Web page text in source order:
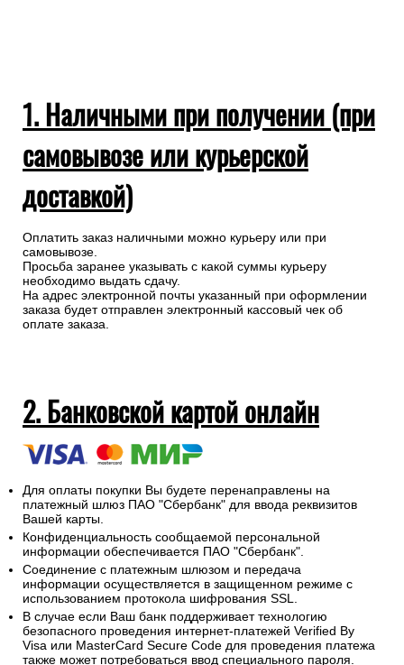
1. Наличными при получении (при
самовывозе или курьерской
доставкой)
Оплатить заказ наличными можно курьеру или при
самовывозе.
Просьба заранее указывать с какой суммы курьеру
необходимо выдать сдачу.
На адрес электронной почты указанный при оформлении
заказа будет отправлен электронный кассовый чек об
оплате заказа.
2. Банковской картой онлайн
Для оплаты покупки Вы будете перенаправлены на
платежный шлюз ПАО "Сбербанк" для ввода реквизитов
Вашей карты.
Конфиденциальность сообщаемой персональной
информации обеспечивается ПАО "Сбербанк".
Соединение с платежным шлюзом и передача
информации осуществляется в защищенном режиме с
использованием протокола шифрования SSL.
В случае если Ваш банк поддерживает технологию
безопасного проведения интернет-платежей Verified By
Visa или MasterCard Secure Code для проведения платежа
также может потребоваться ввод специального пароля.